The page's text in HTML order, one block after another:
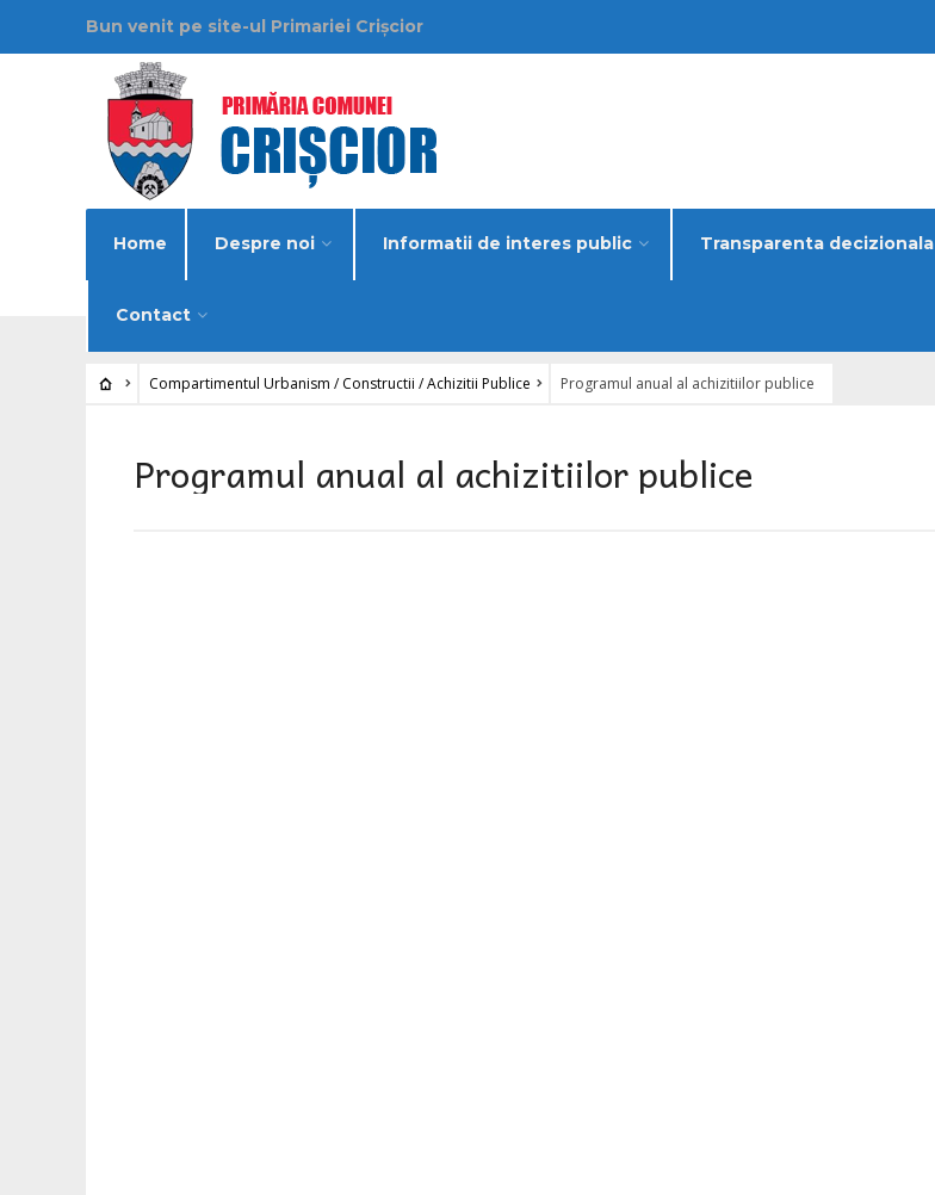
Bun venit pe site-ul Primariei Crișcior
Home Despre noi Informatii de interes public Transparenta decizionala
Contact
Compartimentul Urbanism / Constructii / Achizitii Publice Programul anual al achizitiilor publice
Programul anual al achizitiilor publice